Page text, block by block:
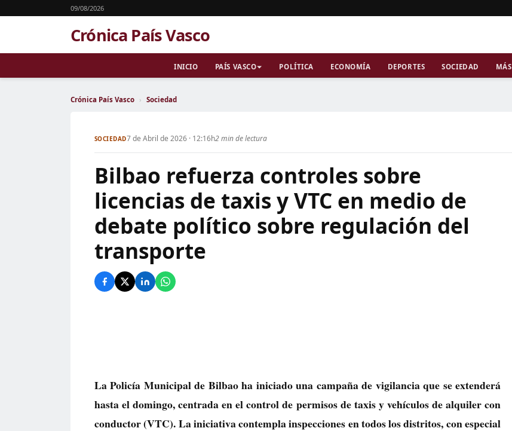
09/08/2026
Crónica País Vasco
INICIO PAÍS VASCO POLÍTICA ECONOMÍA DEPORTES SOCIEDAD MÁS
Crónica País Vasco › Sociedad
SOCIEDAD7 de Abril de 2026 · 12:16h2 min de lectura
Bilbao refuerza controles sobre
licencias de taxis y VTC en medio de
debate político sobre regulación del
transporte
La Policía Municipal de Bilbao ha iniciado una campaña de vigilancia que se extenderá
hasta el domingo, centrada en el control de permisos de taxis y vehículos de alquiler con
conductor (VTC). La iniciativa contempla inspecciones en todos los distritos, con especial